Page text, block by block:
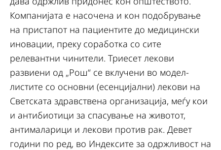
Компанијата е насочена и кон подобрување
на пристапот на пациентите до медицински
иновации, преку соработка со сите
релевантни чинители. Триесет лекови
развиени од „Рош“ се вклучени во модел-
листите со основни (есенцијални) лекови на
Светската здравствена организација, меѓу кои
и антибиотици за спасување на животот,
антималарици и лекови против рак. Девет
години по ред, во Индексите за одржливост на